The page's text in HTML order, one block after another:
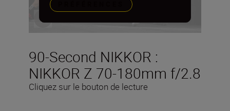
90-Second NIKKOR :
NIKKOR Z 70-180mm f/2.8
Cliquez sur le bouton de lecture